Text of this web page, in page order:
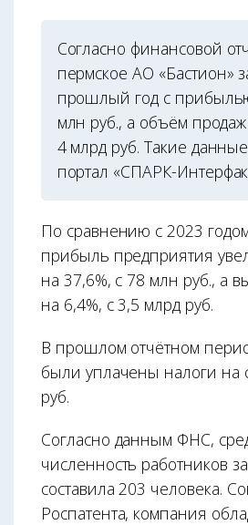
Согласно финансовой
пермское АО «Бастион»
прошлый год с
млн руб., а объём
4 млрд руб. Такие
портал «СПАРК-
По сравнению с 2023
прибыль предприятия
на 37,6%, с 78 млн руб., а
на 6,4%, с 3,5 млрд руб.
В прошлом отчётном
были уплачены налоги на
руб.
Согласно данным ФНС,
численность работников
составила 203 человека.
Роспатента, компания